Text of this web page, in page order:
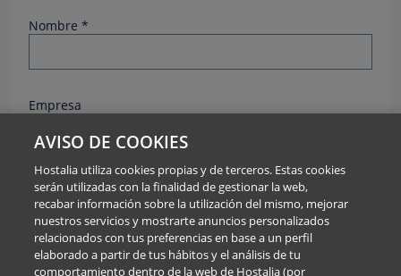
Nombre *
Empresa
NIF / CIF *
E-Mail *
AVISO DE COOKIES
Hostalia utiliza cookies propias y de terceros. Estas cookies
serán utilizadas con la finalidad de gestionar la web,
recabar información sobre la utilización del mismo, mejorar
nuestros servicios y mostrarte anuncios personalizados
relacionados con tus preferencias en base a un perfil
elaborado a partir de tus hábitos y el análisis de tu
comportamiento dentro de la web de Hostalia (por